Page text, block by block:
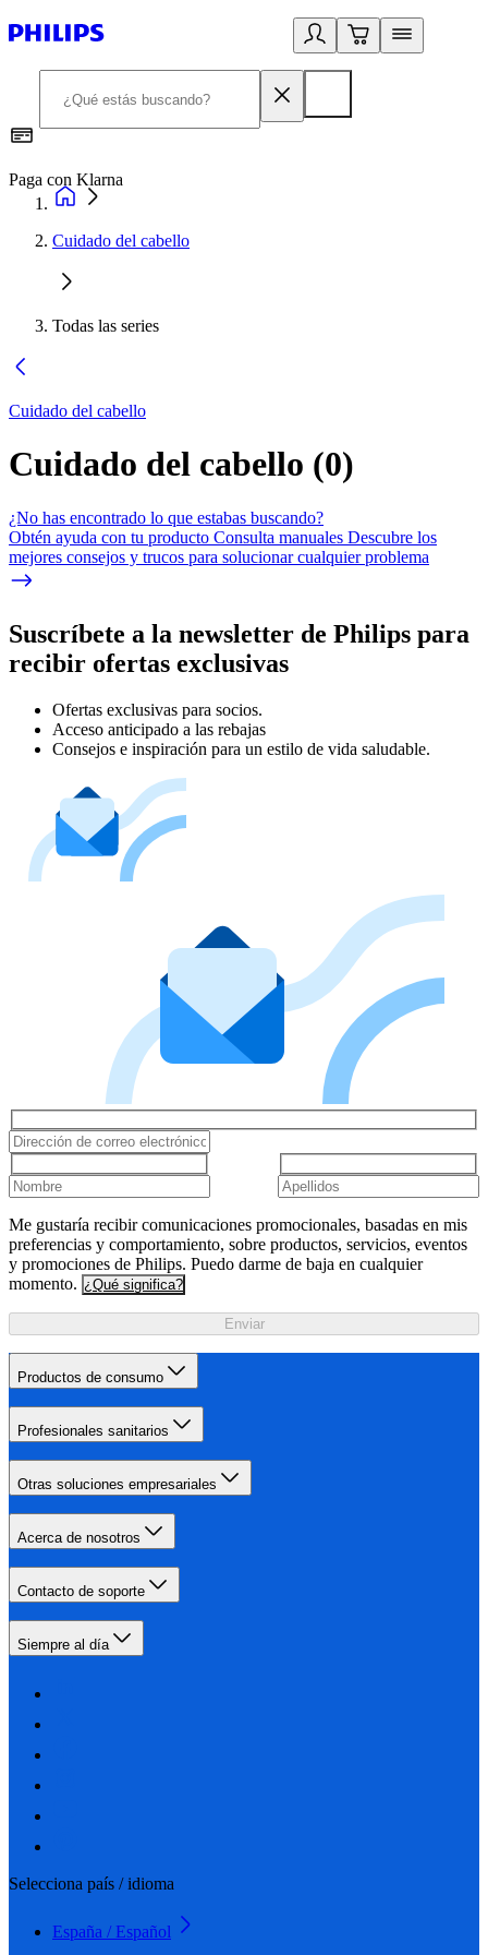
Paga con Klarna
Cuidado del cabello
Todas las series
Cuidado del cabello
Cuidado del cabello (0)
¿No has encontrado lo que estabas buscando?
Obtén ayuda con tu producto Consulta manuales Descubre los
mejores consejos y trucos para solucionar cualquier problema
Suscríbete a la newsletter de Philips para
recibir ofertas exclusivas
Ofertas exclusivas para socios.
Acceso anticipado a las rebajas
Consejos e inspiración para un estilo de vida saludable.
Me gustaría recibir comunicaciones promocionales, basadas en mis
preferencias y comportamiento, sobre productos, servicios, eventos
y promociones de Philips. Puedo darme de baja en cualquier
momento. ¿Qué significa?
Enviar
Productos de consumo
Profesionales sanitarios
Otras soluciones empresariales
Acerca de nosotros
Contacto de soporte
Siempre al día
Selecciona país / idioma
España / Español